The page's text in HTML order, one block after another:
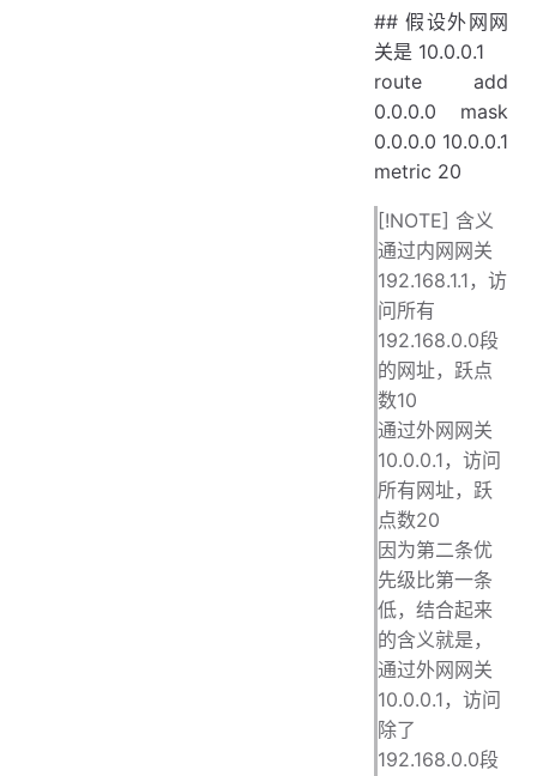
## 假设外网网
关是 10.0.0.1
route add
0.0.0.0 mask
0.0.0.0 10.0.0.1
metric 20
[!NOTE] 含义
通过内网网关
192.168.1.1，访
问所有
192.168.0.0段
的网址，跃点
数10
通过外网网关
10.0.0.1，访问
所有网址，跃
点数20
因为第二条优
先级比第一条
低，结合起来
的含义就是，
通过外网网关
10.0.0.1，访问
除了
192.168.0.0段